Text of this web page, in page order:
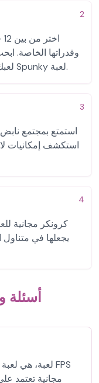
2
وقدراتها الخاصة.
لعبك وسيطر على الساحة في كرونكر على Spunky لعبة.
3
استمتع بمجتمع
استكشف إمكانيات
4
كرونكر مجانية
يجعلها في
أسئلة
مجانية تعتمد